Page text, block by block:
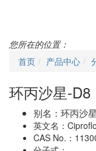
您所在的位置：
首页
产品中心
环丙沙星-D8
别名： 环丙沙
英文名：
CAS No.：